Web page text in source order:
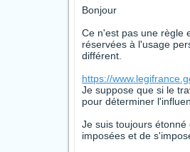
Bonjour
Ce n'est pas une règle
réservées à l'usage
différent.
https://
Je suppose que si le
pour déterminer
Je suis toujours
imposées et de